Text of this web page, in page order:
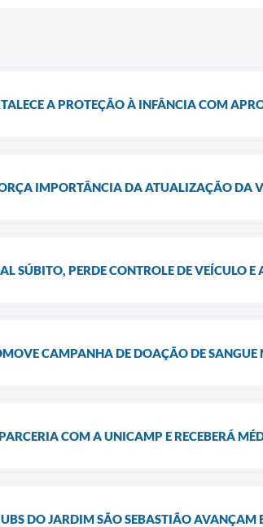
A PROTEÇÃO À INFÂNCIA COM
IMPORTÂNCIA DA ATUALIZAÇÃO DA
SÚBITO, PERDE CONTROLE DE VEÍCULO
CAMPANHA DE DOAÇÃO DE SANGUE
COM A UNICAMP E RECEBERÁ
DO JARDIM SÃO SEBASTIÃO AVANÇAM